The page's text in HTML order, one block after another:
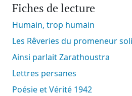
Fiches de lecture
Humain, trop humain
Les Rêveries du promeneur
Ainsi parlait Zarathoustra
Lettres persanes
Poésie et Vérité 1942